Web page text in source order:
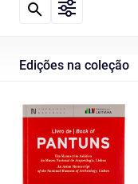
Edições na coleção